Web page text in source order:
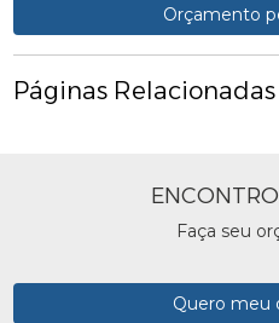
Orçamento
Páginas
Faça seu
Quero meu